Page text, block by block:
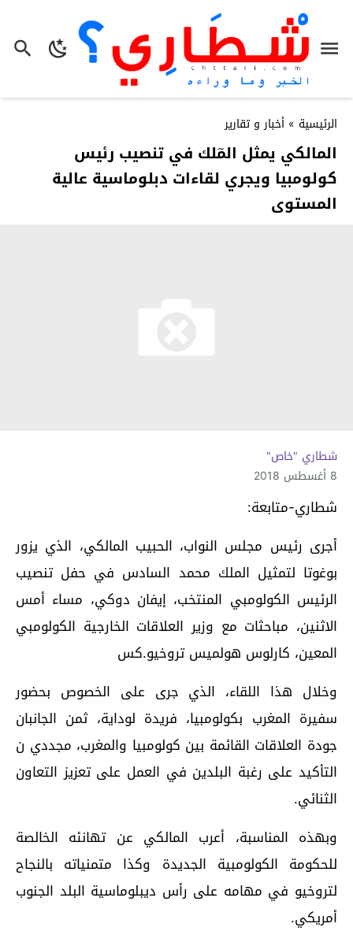
الرئيسية » أخبار و تقارير
المالكي يمثل المٓلك في تنصيب رئيس
كولومبيا ويجري لقاءات دبلوماسية عالية
المستوى
شطاري "خاص"
8 أغسطس 2018
شطاري-متابعة:
أجرى رئيس مجلس النواب، الحبيب المالكي، الذي يزور
بوغوتا لتمثيل الملك محمد السادس في حفل تنصيب
الرئيس الكولومبي المنتخب، إيفان دوكي، مساء أمس
الاثنين، مباحثات مع وزير العلاقات الخارجية الكولومبي
المعين، كارلوس هولميس تروخيو.كس
وخلال هذا اللقاء، الذي جرى على الخصوص بحضور
سفيرة المغرب بكولومبيا، فريدة لوداية، ثمن الجانبان
جودة العلاقات القائمة بين كولومبيا والمغرب، مجددي ن
التأكيد على رغبة البلدين في العمل على تعزيز التعاون
الثنائي.
وبهذه المناسبة، أعرب المالكي عن تهانئه الخالصة
للحكومة الكولومبية الجديدة وكذا متمنياته بالنجاح
لتروخيو في مهامه على رأس ديبلوماسية البلد الجنوب
أمريكي.